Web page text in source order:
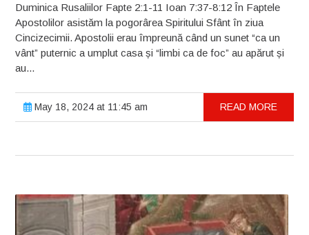
Duminica Rusaliilor Fapte 2:1-11 Ioan 7:37-8:12 În Faptele
Apostolilor asistăm la pogorârea Spiritului Sfânt în ziua
Cincizecimii. Apostolii erau împreună când un sunet “ca un
vânt” puternic a umplut casa și “limbi ca de foc” au apărut și
au...
May 18, 2024 at 11:45 am READ MORE